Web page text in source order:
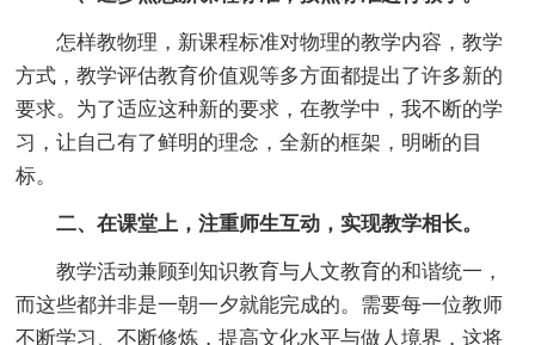
怎样教物理，新课程标准对物理的教学内容，教学
方式，教学评估教育价值观等多方面都提出了许多新的
要求。为了适应这种新的要求，在教学中，我不断的学
习，让自己有了鲜明的理念，全新的框架，明晰的目
标。
二、在课堂上，注重师生互动，实现教学相长。
教学活动兼顾到知识教育与人文教育的和谐统一，
而这些都并非是一朝一夕就能完成的。需要每一位教师
不断学习、不断修炼，提高文化水平与做人境界，这将